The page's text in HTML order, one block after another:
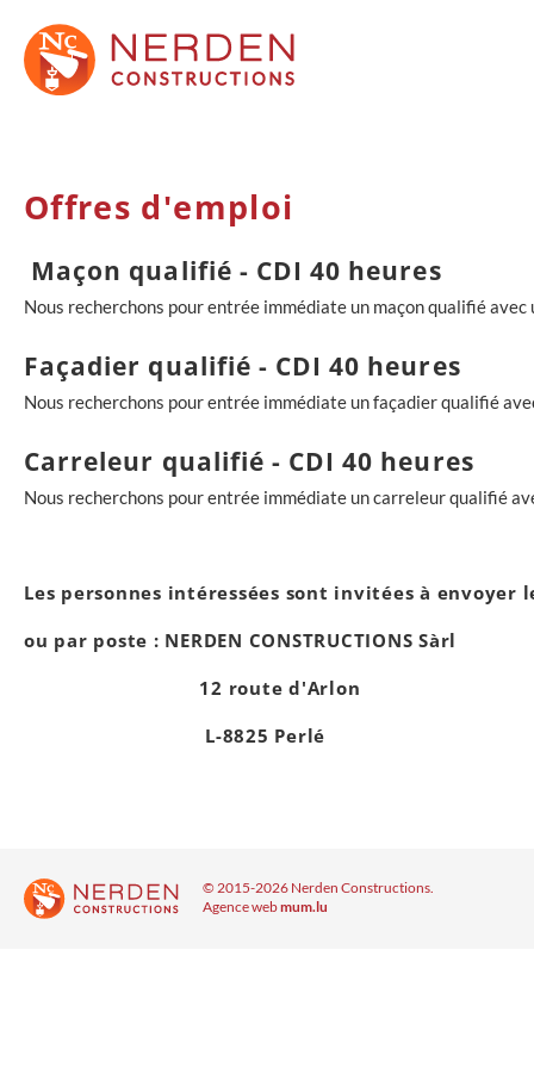
Offres d'emploi
Maçon qualifié - CDI 40 heures
Nous recherchons pour entrée immédiate un maçon qualifié avec
Façadier qualifié - CDI 40 heures
Nous recherchons pour entrée immédiate un façadier qualifié
Carreleur qualifié - CDI 40 heures
Nous recherchons pour entrée immédiate un carreleur qualifié
Les personnes intéressées sont invitées à
ou par poste : NERDEN CONSTRUCTIONS Sàrl
12 route d'Arlon
L-8825 Perlé
© 2015-2026 Nerden Constructions.
Agence webmum.lu